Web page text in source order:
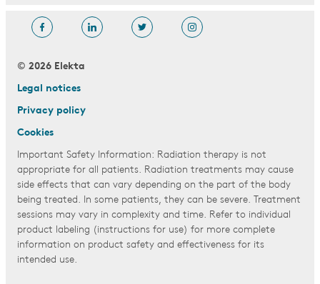
© 2026 Elekta
Legal notices
Privacy policy
Cookies
Important Safety Information: Radiation therapy is not
appropriate for all patients. Radiation treatments may cause
side effects that can vary depending on the part of the body
being treated. In some patients, they can be severe. Treatment
sessions may vary in complexity and time. Refer to individual
product labeling (instructions for use) for more complete
information on product safety and effectiveness for its
intended use.